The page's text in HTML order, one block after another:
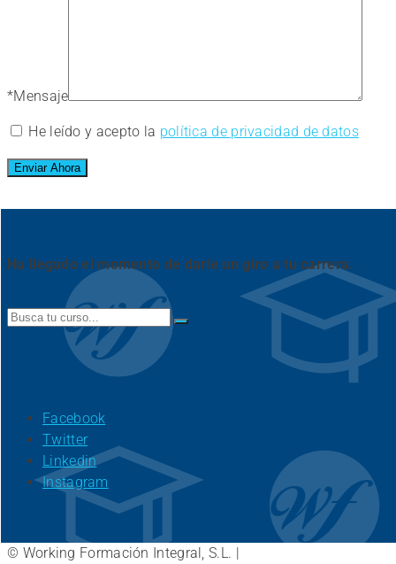
*Mensaje
He leído y acepto la política de privacidad de datos
Ha llegado el momento de darle un giro a tu carrera.
Search
Facebook
Twitter
Linkedin
Instagram
© Working Formación Integral, S.L. |